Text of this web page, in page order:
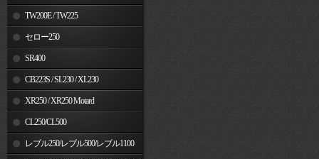
TW200E / TW225
セロー250
SR400
CB223S / SL230 / XL230
XR250 / XR250 Motard
CL250/CL500
レブル250/レブル500/レブル1100